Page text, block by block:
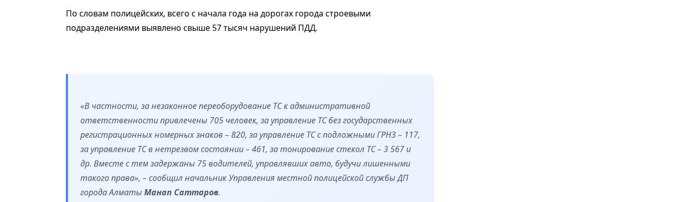
По словам полицейских, всего с начала года на дорогах города строевыми
подразделениями выявлено свыше 57 тысяч нарушений ПДД.
«В частности, за незаконное переоборудование ТС к административной
ответственности привлечены 705 человек, за управление ТС без государственных
регистрационных номерных знаков – 820, за управление ТС с подложными ГРНЗ – 117,
за управление ТС в нетрезвом состоянии – 461, за тонирование стекол ТС – 3 567 и
др. Вместе с тем задержаны 75 водителей, управлявших авто, будучи лишенными
такого права», – сообщил начальник Управления местной полицейской службы ДП
города Алматы Манап Саттаров.